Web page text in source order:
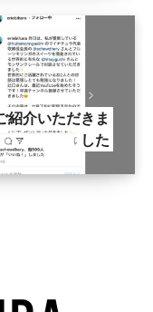
紹介いただきま
した